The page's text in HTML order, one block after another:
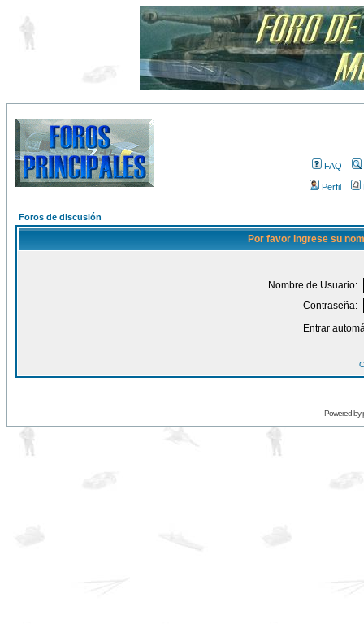
FAQ
Perfil
Foros de discusión
Por favor ingrese su
Nombre de Usuario:
Contraseña:
Entrar
Powered by